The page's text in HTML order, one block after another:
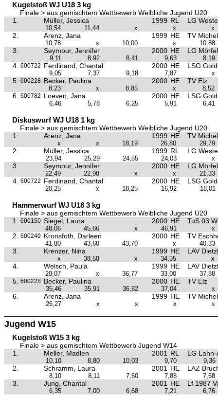
Kugelstoß WJ U18 3 kg
Finale > aus gemischtem Wettbewerb Weibliche Jugend U20
1.
Müller, Jessica 1999 RL LG
10,54 11,44 x x x
2. Arenz, Jana 1999 HE TV
10,78 x 10,00 x 10,88
3. Seymour, Jennifer 2000 HE LG
9,11 8,92 8,41 9,63 8,19
4. 600722 Ferdinand, Chantal 2000 HE LSG
9,05 7,37 9,18 7,87 x
5. 600228 Becker, Paulina 2000 HE TV Elz
8,23 x 8,85 x 8,52
6. 600782 Loeven, Jana 2000 HE LSG
6,46 5,78 6,25 5,91 6,41
Diskuswurf WJ U18 1 kg
Finale > aus gemischtem Wettbewerb Weibliche Jugend U20
1.
Arenz, Jana 1999 HE TV
x x 18,19 26,80 29,79
2. Müller, Jessica 1999 RL LG
23,94 25,29 24,55 24,03 x
3. Seymour, Jennifer 2000 HE LG
22,49 22,98 x x 21,33
4. 600722 Ferdinand, Chantal 2000 HE LSG
20,25 x 18,25 16,92 18,01
Hammerwurf WJ U18 3 kg
Finale > aus gemischtem Wettbewerb Weibliche Jugend U20
1.
600150 Siegel, Laura 2000 HE TuS 03
48,06 45,66 x 46,91 x
2. 600249 Kronsfoth, Darleen 2000 HE TV
41,80 43,60 43,70 x 40,33
3. Krenzer, Nina 1999 HE LAV
x 38,58 x 34,35 x
4. Welsch, Paula 1999 HE LAV
29,07 x 36,77 33,00 37,88
5. 600228 Becker, Paulina 2000 HE TV Elz
35,46 35,91 36,82 37,04 x
6. Arenz, Jana 1999 HE TV
26,27 x x x x
Jugend W15
Kugelstoß W15 3 kg
Finale > aus gemischtem Wettbewerb Jugend W14
1.
Meller, Madlen 2001 RL LG
10,10 8,80 10,03 9,70 9,36
2. Schramm, Laura 2001 HE LAZ
8,10 8,11 7,60 7,88 7,68
3. Jung, Chantal 2001 HE Lf 1987
6,35 7,00 6,68 7,21 6,76